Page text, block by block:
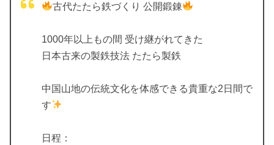
古代たたら鉄づくり 公開鍛錬
1000年以上もの間 受け継がれてきた
日本古来の製鉄技法 たたら製鉄
中国山地の伝統文化を体感できる貴重な2日間で
す
日程：